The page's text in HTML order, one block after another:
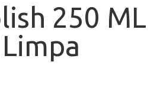
250 ML